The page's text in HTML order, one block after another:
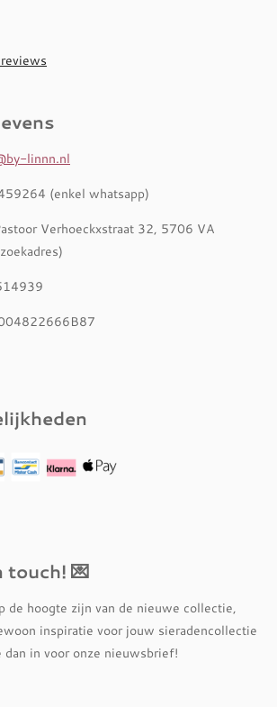
linnn.nl
(enkel whatsapp)
Verhoeckxstraat 32, 5706 VA
touch! 💌
de hoogte zijn van de nieuwe collectie,
inspiratie voor jouw sieradencollectie
dan in voor onze nieuwsbrief!